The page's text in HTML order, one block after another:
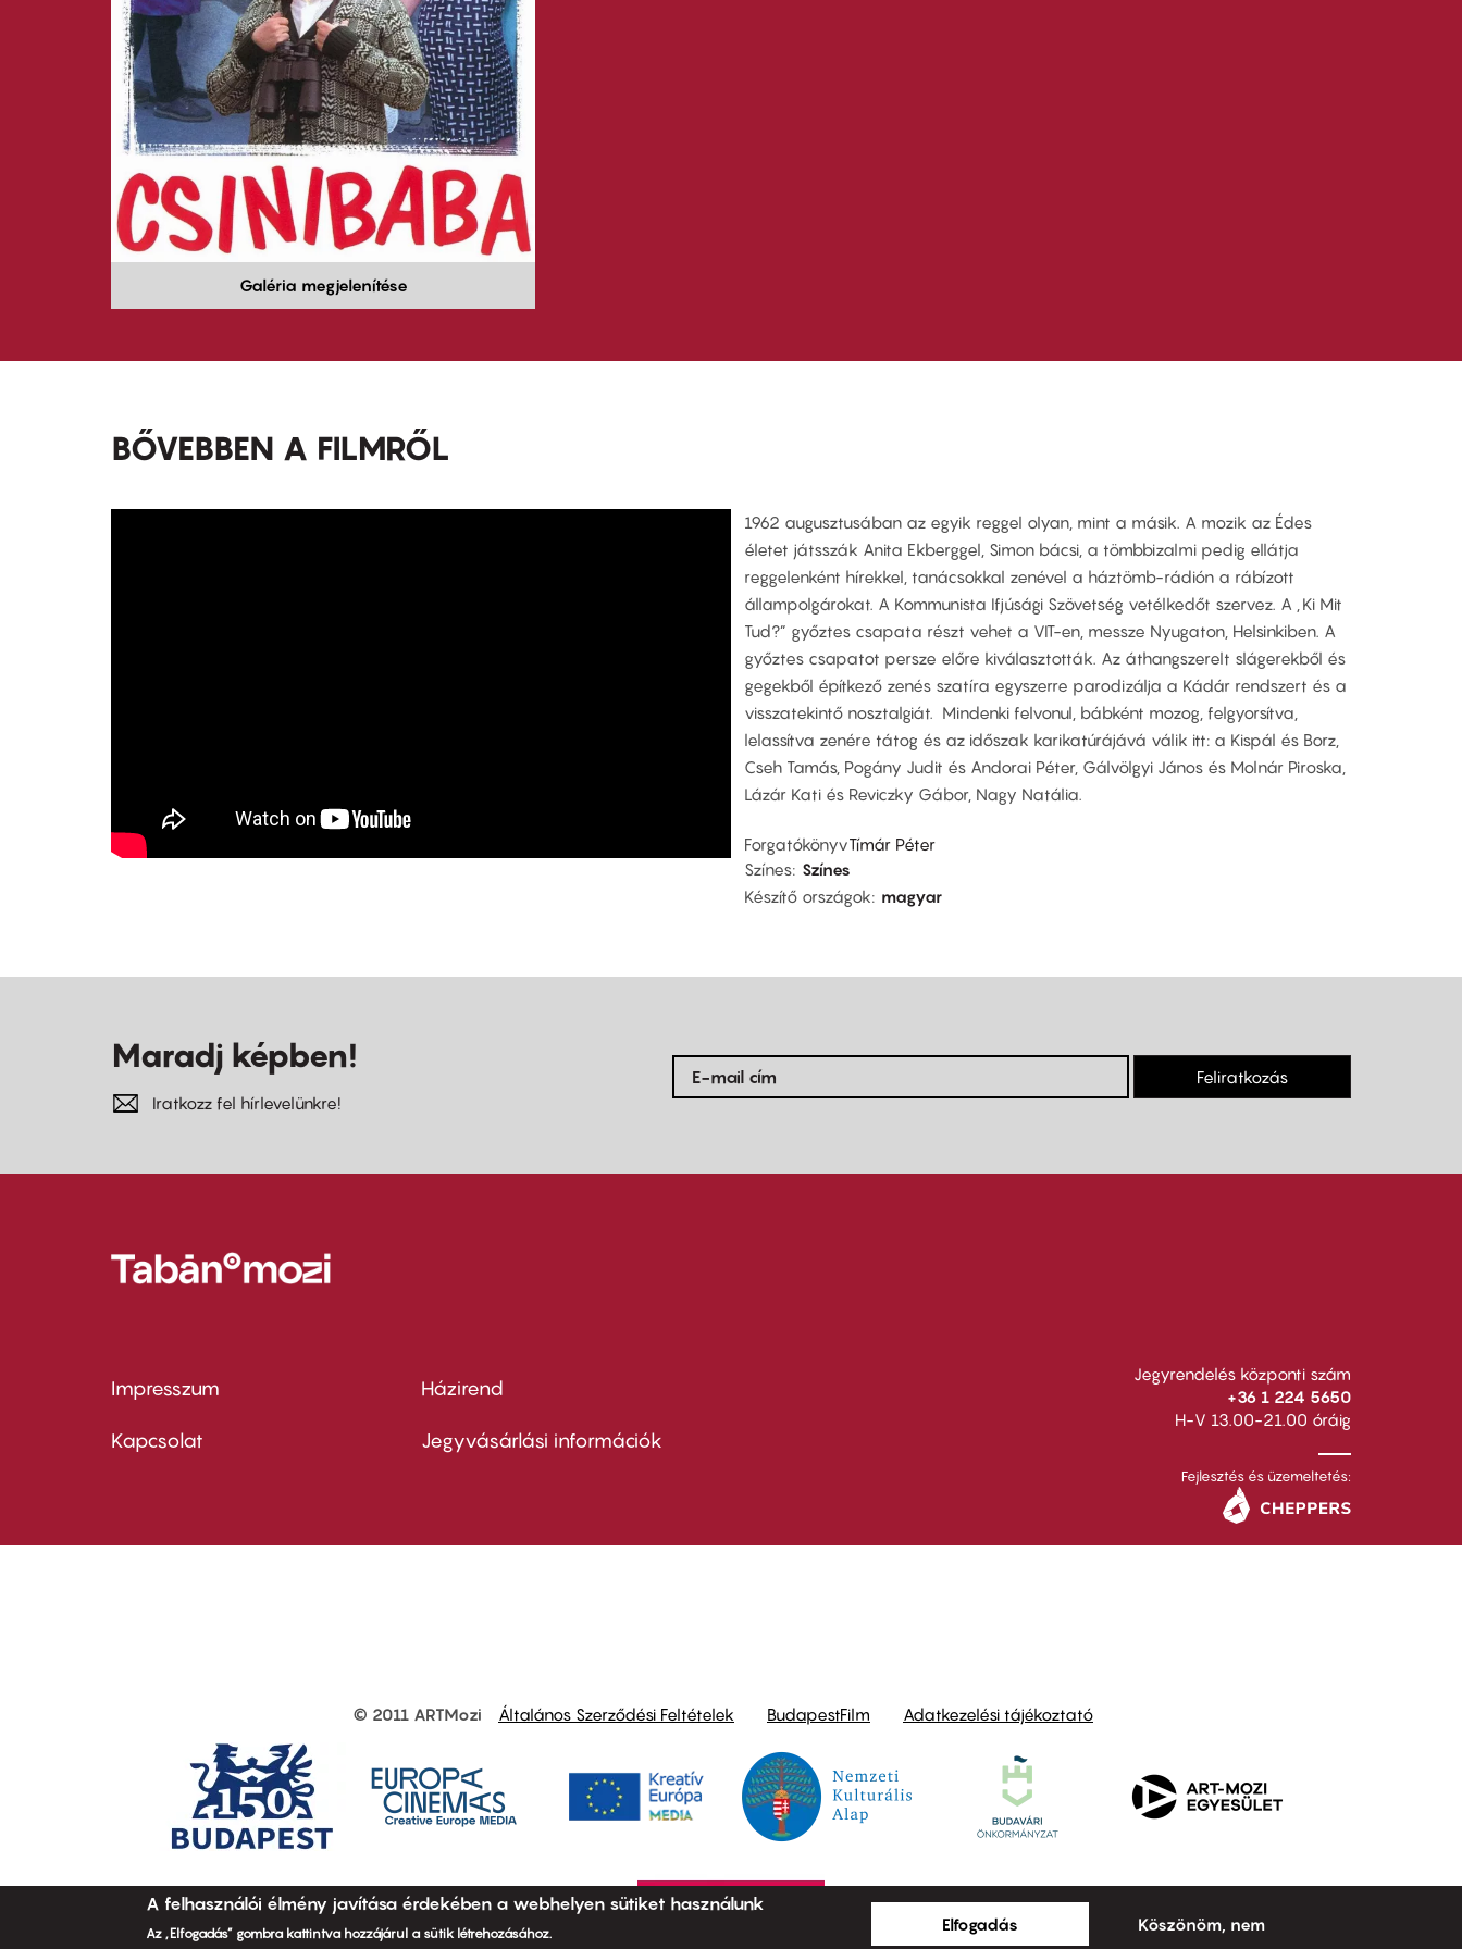
Galéria megjelenítése
BŐVEBBEN A FILMRŐL
1962 augusztusában az egyik reggel olyan, mint a másik. A mozik az Édes
életet játsszák Anita Ekberggel, Simon bácsi, a tömbbizalmi pedig ellátja
reggelenként hírekkel, tanácsokkal zenével a háztömb-rádión a rábízott
állampolgárokat. A Kommunista Ifjúsági Szövetség vetélkedőt szervez. A „Ki Mit
Tud?” győztes csapata részt vehet a VIT-en, messze Nyugaton, Helsinkiben. A
győztes csapatot persze előre kiválasztották. Az áthangszerelt slágerekből és
gegekből építkező zenés szatíra egyszerre parodizálja a Kádár rendszert és a
visszatekintő nosztalgiát. Mindenki felvonul, bábként mozog, felgyorsítva,
lelassítva zenére tátog és az időszak karikatúrájává válik itt: a Kispál és Borz,
Cseh Tamás, Pogány Judit és Andorai Péter, Gálvölgyi János és Molnár Piroska,
Lázár Kati és Reviczky Gábor, Nagy Natália.
ForgatókönyvTímár Péter
Színes Színes
Készítő országok
magyar
Maradj képben!
Iratkozz fel hírlevelünkre!
Feliratkozás
Footer
menu
Impresszum
Kapcsolat
Footer
menu
Házirend
Jegyvásárlási információk
Jegyrendelés központi szám
+36 1 224 5650
H-V 13.00-21.00 óráig
Fejlesztés és üzemeltetés:
other
© 2011 ARTMozi Általános Szerződési Feltételek BudapestFilm Adatkezelési tájékoztató
A felhasználói élmény javítása érdekében a webhelyen sütiket használunk
Az „Elfogadás” gombra kattintva hozzájárul a sütik létrehozásához. Elfogadás Köszönöm, nem